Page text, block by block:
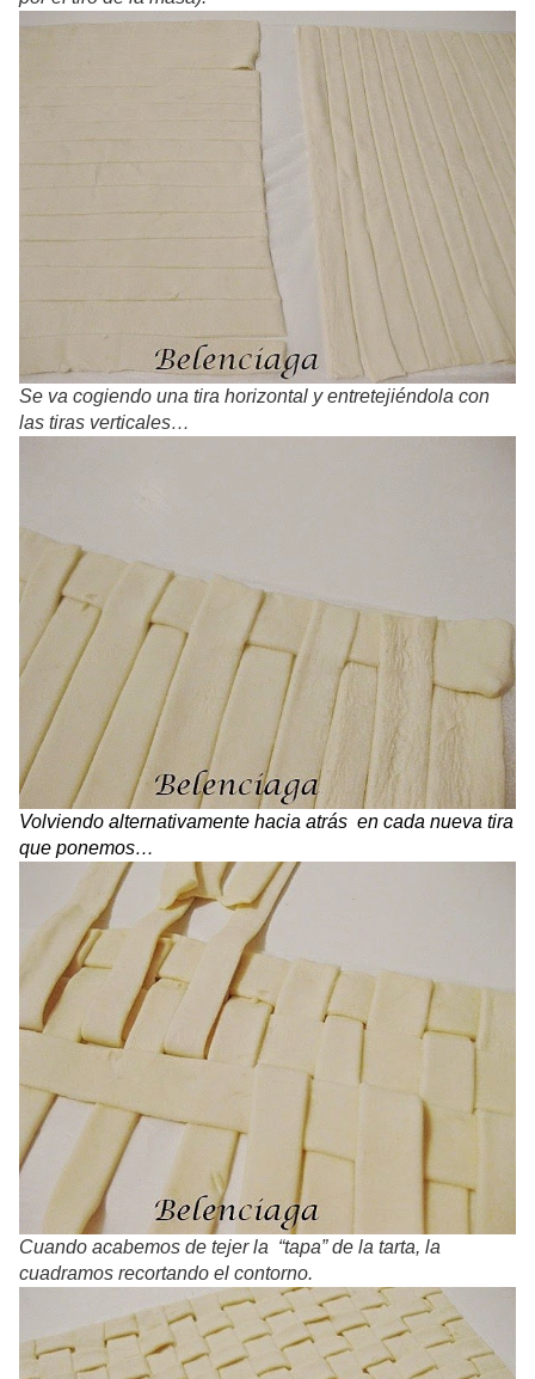
Se va cogiendo una tira horizontal y entretejiéndola con
las tiras verticales…
Volviendo alternativamente hacia atrás en cada nueva tira
que ponemos…
Cuando acabemos de tejer la “tapa” de la tarta, la
cuadramos recortando el contorno.